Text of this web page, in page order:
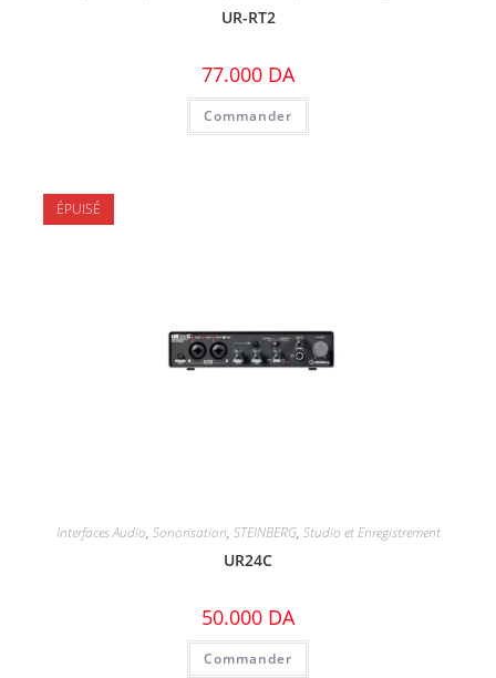
UR-RT2
77.000 DA
Commander
ÉPUISÉ
Interfaces Audio, Sonorisation, STEINBERG, Studio et Enregistrement
UR24C
50.000 DA
Commander